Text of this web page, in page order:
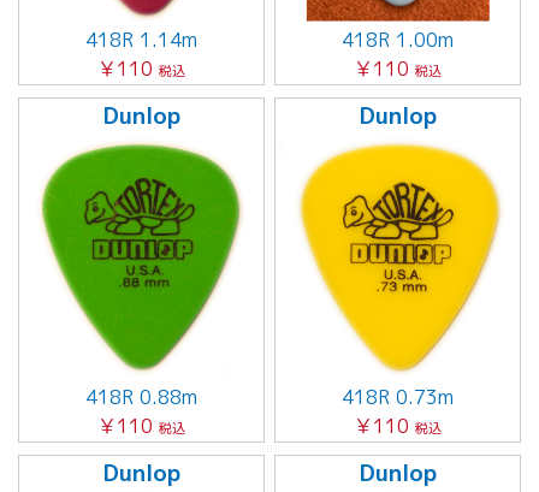
418R 1.14m
￥110 税込
418R 1.00m
￥110 税込
Dunlop
418R 0.88m
￥110 税込
Dunlop
418R 0.73m
￥110 税込
Dunlop Dunlop